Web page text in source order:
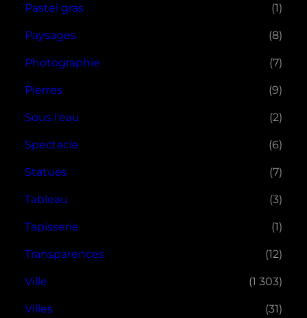
Pastel gras (1)
Paysages (8)
Photographie (7)
Pierres (9)
Sous l'eau (2)
Spectacle (6)
Statues (7)
Tableau (3)
Tapisserie (1)
Transparences (12)
Ville (1 303)
Villes (31)